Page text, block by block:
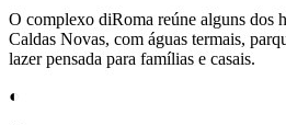
O complexo diRoma reúne alguns dos
Caldas Novas, com águas termais,
lazer pensada para famílias e casais.
◐